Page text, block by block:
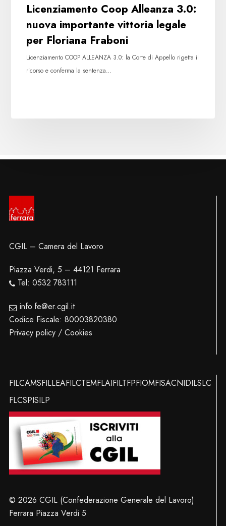
Licenziamento Coop Alleanza 3.0:
nuova importante vittoria legale
per Floriana Fraboni
Licenziamento COOP ALLEANZA 3.0: la Corte di Appello rigetta il
ricorso e conferma la sentenza…
CGIL – Camera del Lavoro
Piazza Verdi, 5 – 44121 Ferrara
Tel: 0532 783111
info.fe@er.cgil.it
Codice Fiscale: 80003820380
Privacy policy / Cookies
FILCAMSFILLEAFILCTEMFLAIFILTFPFIOMFISACNIDILSLC
FLCSPISILP
© 2026 CGIL (Confederazione Generale del Lavoro)
Ferrara Piazza Verdi 5